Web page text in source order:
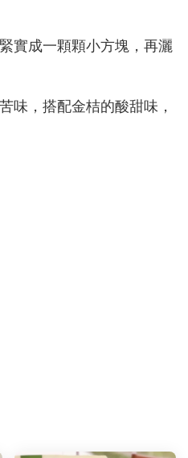
實成一顆顆小方塊，再灑
味，搭配金桔的酸甜味，